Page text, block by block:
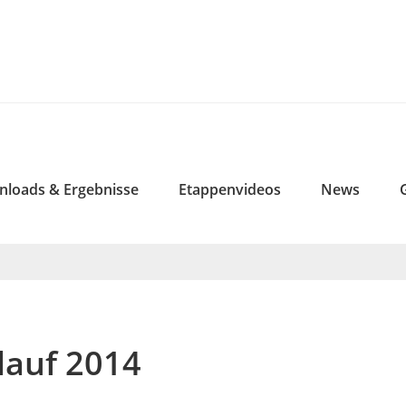
& Ergebnisse Etappenvideos News
2014